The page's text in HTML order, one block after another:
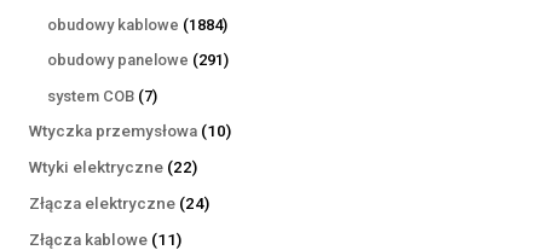
obudowy kablowe 18841884
produkty
obudowy panelowe 291291
system COB 77
produktów
Wtyczka przemysłowa 1010
Wtyki elektryczne 2222
produkty
Złącza elektryczne 2424
Złącza kablowe 1111